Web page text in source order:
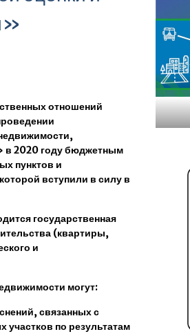
отношений
в 2020 году бюджетным
пунктов и
вступили в силу в
государственная
(квартиры,
и
могут:
связанных с
по результатам